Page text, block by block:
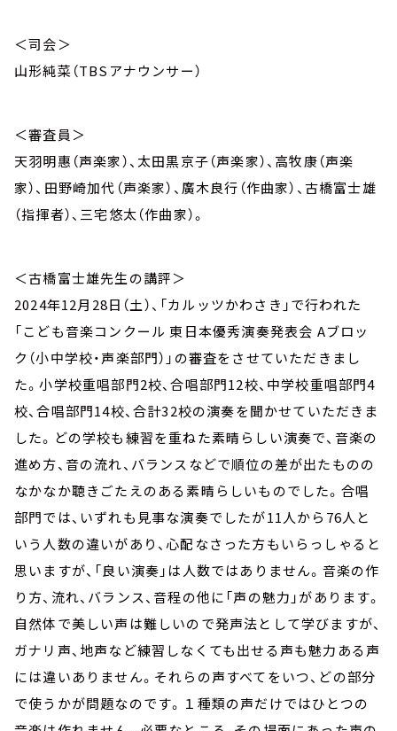
＜司会＞
山形純菜（TBSアナウンサー）
＜審査員＞
天羽明惠（声楽家）、太田黒京子（声楽家）、高牧康（声楽
家）、田野崎加代（声楽家）、廣木良行（作曲家）、古橋富士雄
（指揮者）、三宅悠太（作曲家）。
＜古橋富士雄先生の講評＞
2024年12月28日（土）、「カルッツかわさき」で行われた
「こども音楽コンクール 東日本優秀演奏発表会 Aブロッ
ク（小中学校・声楽部門）」の審査をさせていただきまし
た。小学校重唱部門2校、合唱部門12校、中学校重唱部門4
校、合唱部門14校、合計32校の演奏を聞かせていただきま
した。どの学校も練習を重ねた素晴らしい演奏で、音楽の
進め方、音の流れ、バランスなどで順位の差が出たものの
なかなか聴きごたえのある素晴らしいものでした。合唱
部門では、いずれも見事な演奏でしたが11人から76人と
いう人数の違いがあり、心配なさった方もいらっしゃると
思いますが、「良い演奏」は人数ではありません。音楽の作
り方、流れ、バランス、音程の他に「声の魅力」があります。
自然体で美しい声は難しいので発声法として学びますが、
ガナリ声、地声など練習しなくても出せる声も魅力ある声
には違いありません。それらの声すべてをいつ、どの部分
で使うかが問題なのです。１種類の声だけではひとつの